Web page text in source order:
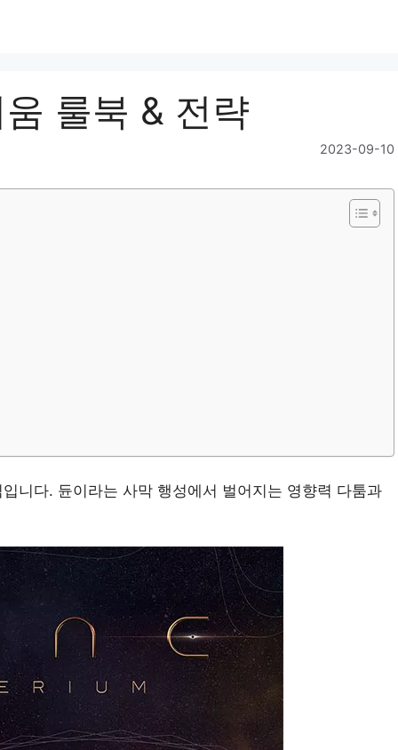
룰북 & 전략
2023-09-10
니다. 듄이라는 사막 행성에서 벌어지는 영향력 다툼과